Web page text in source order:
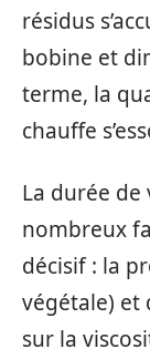
résidus
bobine et
terme, la
chauffe
La durée de
nombreux
décisif : la
végétale) et
sur la